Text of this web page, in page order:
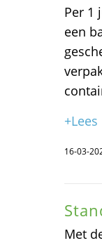
Per 1
een
16-03-
Met